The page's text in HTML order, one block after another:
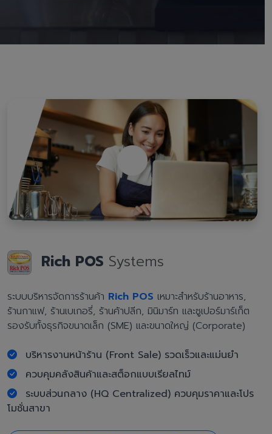
Rich POS Systems
ระบบบริหารจัดการร้านค้า Rich POS เหมาะสำหรับร้านอาหาร,
ร้านกาแฟ, ร้านเบเกอรี่, ร้านค้าปลีก, มินิมาร์ท และซูเปอร์มาร์เก็ต
รองรับทั้งธุรกิจขนาดเล็ก (SME) และขนาดใหญ่ (Corporate)
บริหารงานหน้าร้าน (Front Sale) รวดเร็วและแม่นยำ
ควบคุมคลังสินค้าและสต็อกแบบเรียลไทม์
ระบบส่วนกลาง (HQ Centralized) ควบคุมราคาและโปร
โมชั่นสาขา